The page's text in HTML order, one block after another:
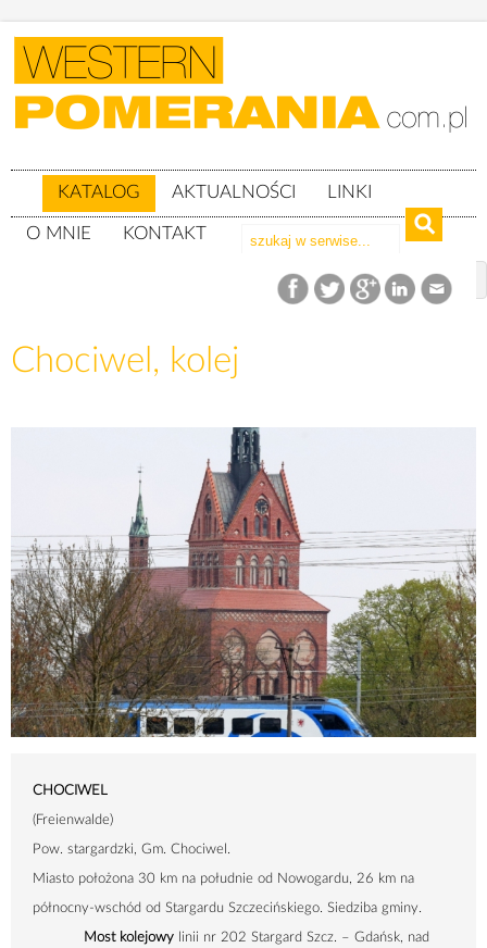
KATALOG AKTUALNOŚCI LINKI
O MNIE KONTAKT
woj. zachodniopomorskie
Chociwel, kolej
CHOCIWEL
(Freienwalde)
Pow. stargardzki, Gm. Chociwel.
Miasto położona 30 km na południe od Nowogardu, 26 km na
północny-wschód od Stargardu Szczecińskiego. Siedziba gminy.
Most kolejowy linii nr 202 Stargard Szcz. – Gdańsk, nad